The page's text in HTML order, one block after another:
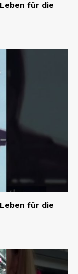
für die
für die